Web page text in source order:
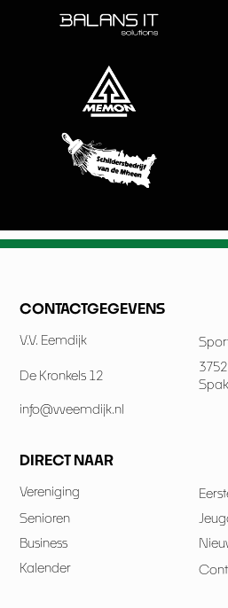
CONTACTGEGEVENS
V.V. Eemdijk
De Kronkels 12
info@vveemdijk.nl
DIRECT NAAR
Vereniging
Senioren
Business
Kalender